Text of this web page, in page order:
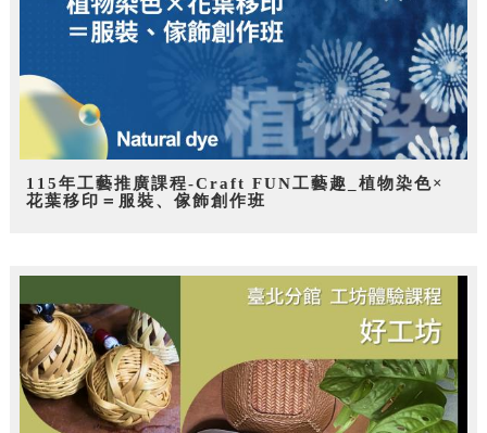
115年工藝推廣課程-Craft FUN工藝趣_植物染色×
花葉移印＝服裝、傢飾創作班